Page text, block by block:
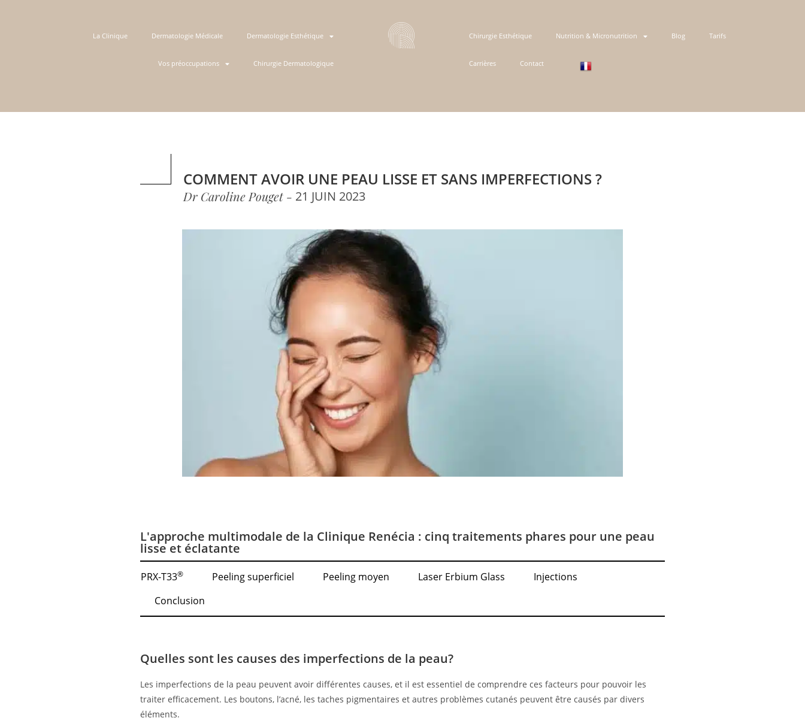
La Clinique Dermatologie Médicale Dermatologie Esthétique
Vos préoccupations Chirurgie Dermatologique
Chirurgie Esthétique Nutrition & Micronutrition Blog Tarifs
Carrières Contact
COMMENT AVOIR UNE PEAU LISSE ET SANS IMPERFECTIONS ?
Dr Caroline Pouget - 21 JUIN 2023
L'approche multimodale de la Clinique Renécia : cinq traitements phares pour une peau
lisse et éclatante
PRX-T33® Peeling superficiel Peeling moyen Laser Erbium Glass
Injections
Conclusion
Quelles sont les causes des imperfections de la peau?
Les imperfections de la peau peuvent avoir différentes causes, et il est essentiel de comprendre ces facteurs pour pouvoir les
traiter efficacement. Les boutons, l’acné, les taches pigmentaires et autres problèmes cutanés peuvent être causés par divers
éléments.